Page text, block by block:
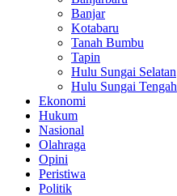
Banjar
Kotabaru
Tanah Bumbu
Tapin
Hulu Sungai Selatan
Hulu Sungai Tengah
Ekonomi
Hukum
Nasional
Olahraga
Opini
Peristiwa
Politik